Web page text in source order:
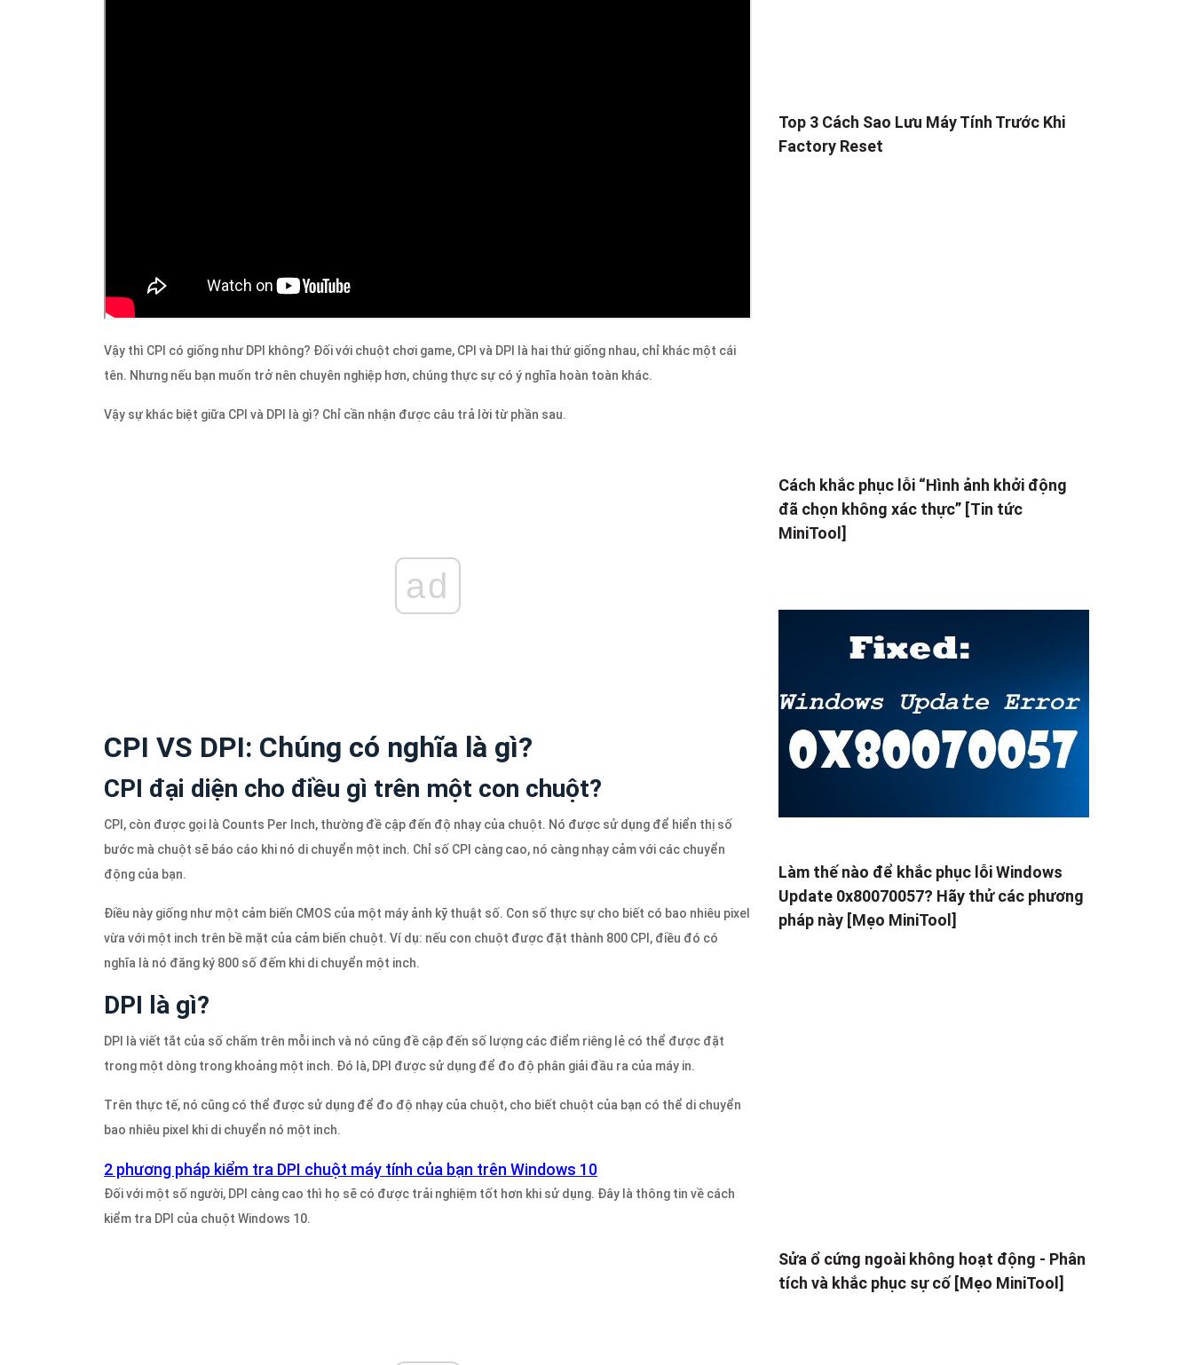
Vậy thì CPI có giống như DPI không? Đối với chuột chơi game, CPI và DPI là hai thứ giống nhau, chỉ khác một cái
tên. Nhưng nếu bạn muốn trở nên chuyên nghiệp hơn, chúng thực sự có ý nghĩa hoàn toàn khác.
Vậy sự khác biệt giữa CPI và DPI là gì? Chỉ cần nhận được câu trả lời từ phần sau.
ad
CPI VS DPI: Chúng có nghĩa là gì?
CPI đại diện cho điều gì trên một con chuột?
CPI, còn được gọi là Counts Per Inch, thường đề cập đến độ nhạy của chuột. Nó được sử dụng để hiển thị số
bước mà chuột sẽ báo cáo khi nó di chuyển một inch. Chỉ số CPI càng cao, nó càng nhạy cảm với các chuyển
động của bạn.
Điều này giống như một cảm biến CMOS của một máy ảnh kỹ thuật số. Con số thực sự cho biết có bao nhiêu pixel
vừa với một inch trên bề mặt của cảm biến chuột. Ví dụ: nếu con chuột được đặt thành 800 CPI, điều đó có
nghĩa là nó đăng ký 800 số đếm khi di chuyển một inch.
DPI là gì?
DPI là viết tắt của số chấm trên mỗi inch và nó cũng đề cập đến số lượng các điểm riêng lẻ có thể được đặt
trong một dòng trong khoảng một inch. Đó là, DPI được sử dụng để đo độ phân giải đầu ra của máy in.
Trên thực tế, nó cũng có thể được sử dụng để đo độ nhạy của chuột, cho biết chuột của bạn có thể di chuyển
bao nhiêu pixel khi di chuyển nó một inch.
2 phương pháp kiểm tra DPI chuột máy tính của bạn trên Windows 10
Đối với một số người, DPI càng cao thì họ sẽ có được trải nghiệm tốt hơn khi sử dụng. Đây là thông tin về cách
kiểm tra DPI của chuột Windows 10.
Top 3 Cách Sao Lưu Máy Tính Trước Khi
Factory Reset
Cách khắc phục lỗi “Hình ảnh khởi động
đã chọn không xác thực” [Tin tức
MiniTool]
Làm thế nào để khắc phục lỗi Windows
Update 0x80070057? Hãy thử các phương
pháp này [Mẹo MiniTool]
Sửa ổ cứng ngoài không hoạt động - Phân
tích và khắc phục sự cố [Mẹo MiniTool]